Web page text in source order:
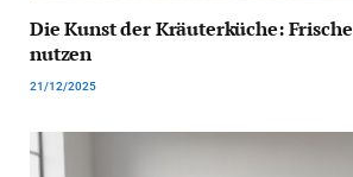
Die Kunst der Kräuterküche:
nutzen
21/12/2025